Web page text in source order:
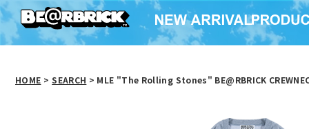
HOME > SEARCH > MLE "The Rolling Stones" BE@RBRICK